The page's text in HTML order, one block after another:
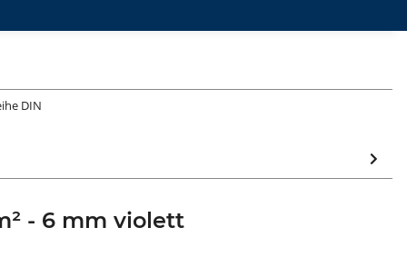
DIN
- 6 mm violett